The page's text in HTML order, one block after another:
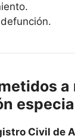
a
Civil de